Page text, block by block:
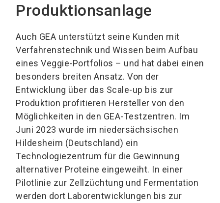
Produktionsanlage
Auch GEA unterstützt seine Kunden mit
Verfahrenstechnik und Wissen beim Aufbau
eines Veggie-Portfolios – und hat dabei einen
besonders breiten Ansatz. Von der
Entwicklung über das Scale-up bis zur
Produktion profitieren Hersteller von den
Möglichkeiten in den GEA-Testzentren. Im
Juni 2023 wurde im niedersächsischen
Hildesheim (Deutschland) ein
Technologiezentrum für die Gewinnung
alternativer Proteine eingeweiht. In einer
Pilotlinie zur Zellzüchtung und Fermentation
werden dort Laborentwicklungen bis zur